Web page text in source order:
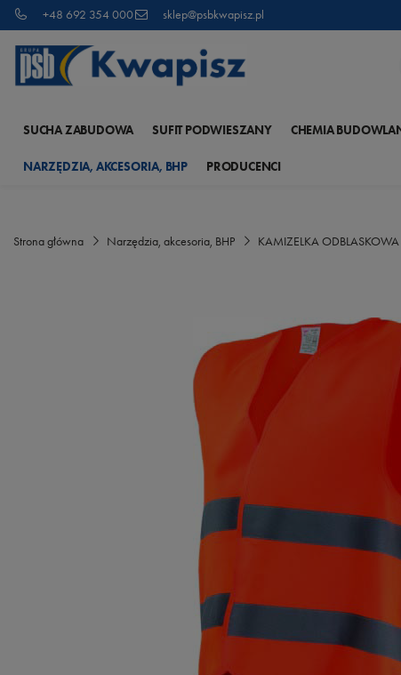
+48 692 354 000 sklep@psbkwapisz.pl
SUCHA ZABUDOWA SUFIT PODWIESZANY CHEMIA
NARZĘDZIA, AKCESORIA, BHP PRODUCENCI
Strona główna Narzędzia, akcesoria, BHP KAMIZELKA